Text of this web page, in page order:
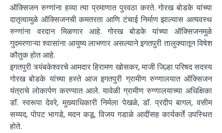
ऑक्सिजन रुग्णांना हव्या त्या प्रमाणात पुरवठा करते. गोरख बोडके यांच्या
दातृत्वामुळे ऑक्सिजनची कमतरता आणि टंचाई निर्माण झाल्यास अत्यवस्थ
रुग्णांना वरदान मिळणार आहे. गोरख बोडके यांच्या ऑक्सिजनमुळे
गुदमरणाऱ्या श्वासांना आयुष्य लाभणार असल्याने इगतपुरी तालुक्यातून विषेश
कौतुक होत आहे.
इगतपुरी त्र्यंबकेश्वरचे आमदार हिरामण खोसकर, माजी जिल्हा परिषद सदस्य
गोरख बोडके यांच्या हस्ते आज इगतपुरी ग्रामीण रुग्णालयात ऑक्सिजन
यंत्राचे लोकार्पण करण्यात आले. यावेळी ग्रामीण रुग्णालयाच्या अधिक्षिका
डॉ. स्वरूपा देवरे, मुख्याधिकारी निर्मला पेखळे, डॉ. प्रदीप बागल, वसीम
सय्यद, पोपट भागडे, मदन कडू, विजय गडाळे आदींसह कार्यकर्ते उपस्थित
होते.